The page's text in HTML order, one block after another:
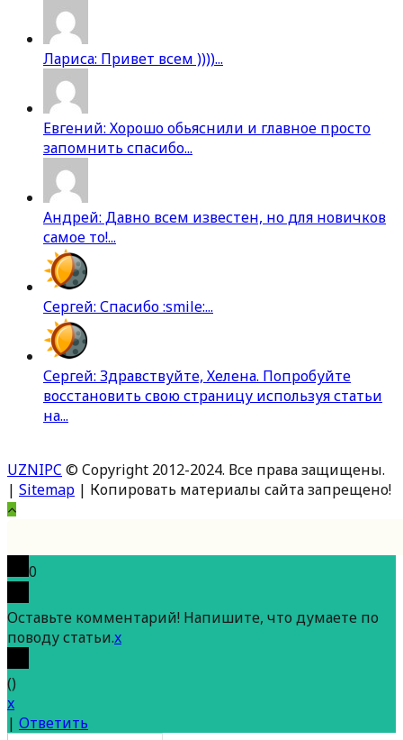
Лариса: Привет всем ))))...
Евгений: Хорошо обьяснили и главное просто
запомнить спасибо...
Андрей: Давно всем известен, но для новичков
самое то!...
Сергей: Спасибо :smile:...
Сергей: Здравствуйте, Хелена. Попробуйте
восстановить свою страницу используя статьи
на...
UZNIPC © Copyright 2012-2024. Все права защищены.
| Sitemap | Копировать материалы сайта запрещено!
Вверх
0
Оставьте комментарий! Напишите, что думаете по
поводу статьи.x
()
x
| Ответить